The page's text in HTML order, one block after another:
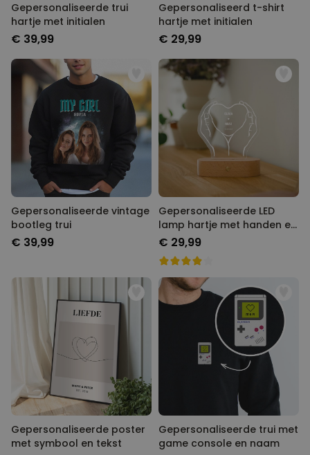
Gepersonaliseerde trui
hartje met initialen
€ 39,99
Gepersonaliseerd t-shirt
hartje met initialen
€ 29,99
Gepersonaliseerde vintage
bootleg trui
€ 39,99
Gepersonaliseerde LED
lamp hartje met handen en
namen
€ 29,99
Gepersonaliseerde poster
met symbool en tekst
Gepersonaliseerde trui met
game console en naam